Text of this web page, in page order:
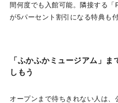
間何度でも入館可能。隣接する
が5パーセント割引になる特典も付
「ふかふかミュージアム」
しもう
オープンまで待ちきれない人は